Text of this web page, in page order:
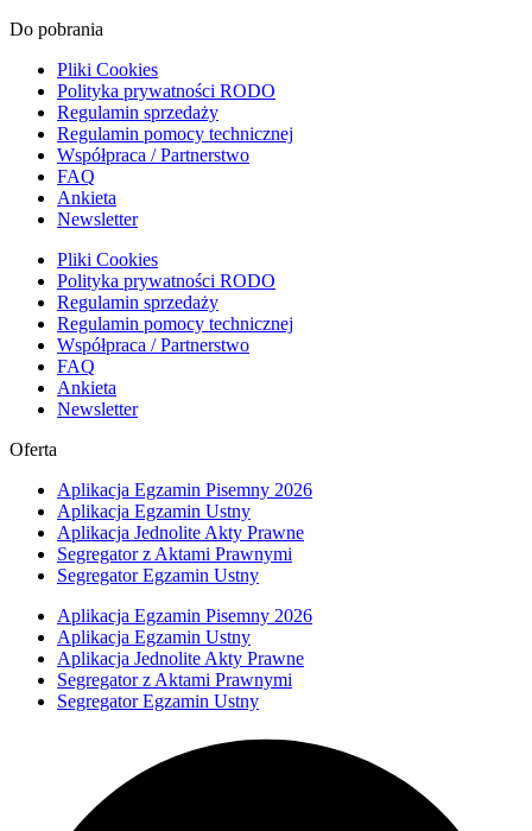
Do pobrania
Pliki Cookies
Polityka prywatności RODO
Regulamin sprzedaży
Regulamin pomocy technicznej
Współpraca / Partnerstwo
FAQ
Ankieta
Newsletter
Pliki Cookies
Polityka prywatności RODO
Regulamin sprzedaży
Regulamin pomocy technicznej
Współpraca / Partnerstwo
FAQ
Ankieta
Newsletter
Oferta
Aplikacja Egzamin Pisemny 2026
Aplikacja Egzamin Ustny
Aplikacja Jednolite Akty Prawne
Segregator z Aktami Prawnymi
Segregator Egzamin Ustny
Aplikacja Egzamin Pisemny 2026
Aplikacja Egzamin Ustny
Aplikacja Jednolite Akty Prawne
Segregator z Aktami Prawnymi
Segregator Egzamin Ustny